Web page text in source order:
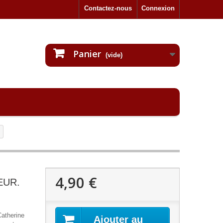
Connexion
Contactez-nous
Panier (vide)
4,90 €
Ajouter au